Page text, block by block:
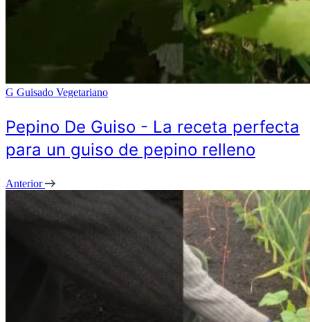
G Guisado Vegetariano
Pepino De Guiso - La receta perfecta
para un guiso de pepino relleno
Anterior